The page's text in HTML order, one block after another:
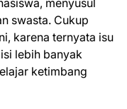
menyusul
swasta. Cukup
karena ternyata isu
lebih banyak
ketimbang